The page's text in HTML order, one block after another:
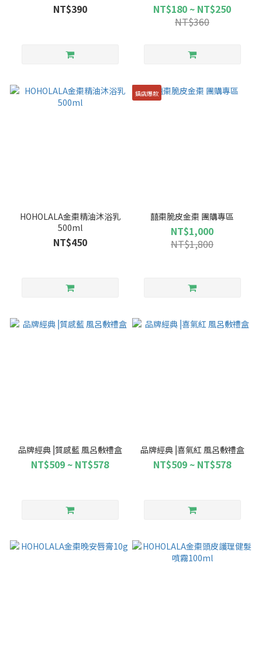
NT$390
NT$180 ~ NT$250
NT$360
HOHOLALA金棗精油沐浴乳
500ml
NT$450
鎮店爆款
囍棗脆皮金棗 團購專區
NT$1,000
NT$1,800
品牌經典⎥質感藍 風呂敷禮盒
NT$509 ~ NT$578
品牌經典⎥喜氣紅 風呂敷禮盒
NT$509 ~ NT$578